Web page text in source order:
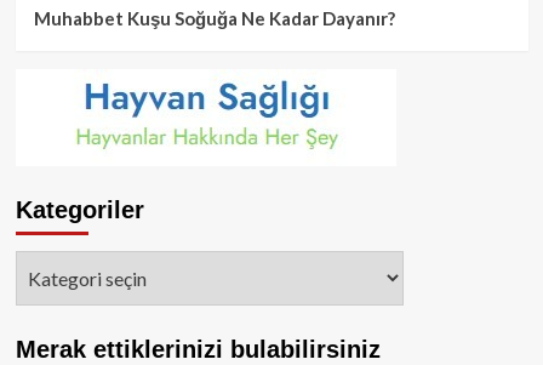
Muhabbet Kuşu Soğuğa Ne Kadar Dayanır?
Kategoriler
Merak ettiklerinizi bulabilirsiniz